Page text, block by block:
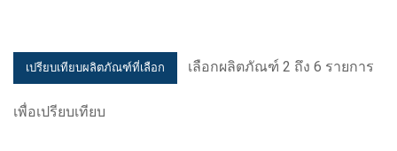
เลือกผลิตภัณฑ์ 2 ถึง 6 รายการ
เพื่อเปรียบเทียบ